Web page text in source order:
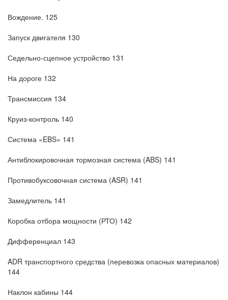
Вождение. 125
Запуск двигателя 130
Седельно-сцепное устройство 131
На дороге 132
Трансмиссия 134
Круиз-контроль 140
Система «EBS» 141
Антиблокировочная тормозная система (ABS) 141
Противобуксовочная система (ASR) 141
Замедлитель 141
Коробка отбора мощности (РТО) 142
Дифференциал 143
ADR транспортного средства (перевозка опасных материалов)
144
Наклон кабины 144